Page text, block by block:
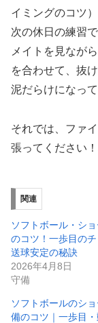
イミングのコツ
次の休日の練習
メイトを見なが
を合わせて、抜
泥だらけになっ
それでは、ファ
張ってください
関連
ソフトボール・シ
のコツ！一歩目のチ
送球安定の秘訣
2026年4月8日
守備
ソフトボールのシ
備のコツ｜一歩目・